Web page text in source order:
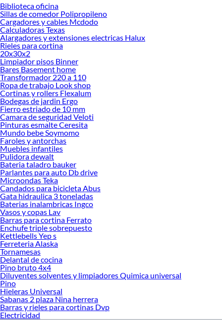
Desde remodelaciones hasta proyectos de decoración, estamos aquí para hacer
tus ideas realidad. ¡Visítanos y encuentra todo lo que tenemos para ofrecerte en
Apliqués para interior!
Explora la variedad de productos de Apliqués para interior en Sodimac
Herramientas, materiales y accesorios de calidad para tus proyectos y
renovación de espacios. ¡Visítanos y descubre todo lo que tenemos para
ofrecerte!
Encuentra una amplia variedad de productos de Apliqués para interior en
Sodimac. Encuentra todo lo necesario para tus proyectos de renovación y
decoración. ¡Visítanos y haz tus ideas realidad!
Biblioteca oficina
Sillas de comedor Polipropileno
Cargadores y cables Mcdodo
Calculadoras Texas
Alargadores y extensiones electricas Halux
Rieles para cortina
20x30x2
Limpiador pisos Binner
Bares Basement home
Transformador 220 a 110
Ropa de trabajo Look shop
Cortinas y rollers Flexalum
Bodegas de jardin Ergo
Fierro estriado de 10 mm
Camara de seguridad Veloti
Pinturas esmalte Ceresita
Mundo bebe Soymomo
Faroles y antorchas
Muebles infantiles
Pulidora dewalt
Bateria taladro bauker
Parlantes para auto Db drive
Microondas Teka
Candados para bicicleta Abus
Gata hidraulica 3 toneladas
Baterias inalambricas Ingco
Vasos y copas Lav
Barras para cortina Ferrato
Enchufe triple sobrepuesto
Kettlebells Yep s
Ferreteria Alaska
Tornamesas
Delantal de cocina
Pino bruto 4x4
Diluyentes solventes y limpiadores Quimica universal
Pino
Hieleras Universal
Sabanas 2 plaza Nina herrera
Barras y rieles para cortinas Dvp
Electricidad